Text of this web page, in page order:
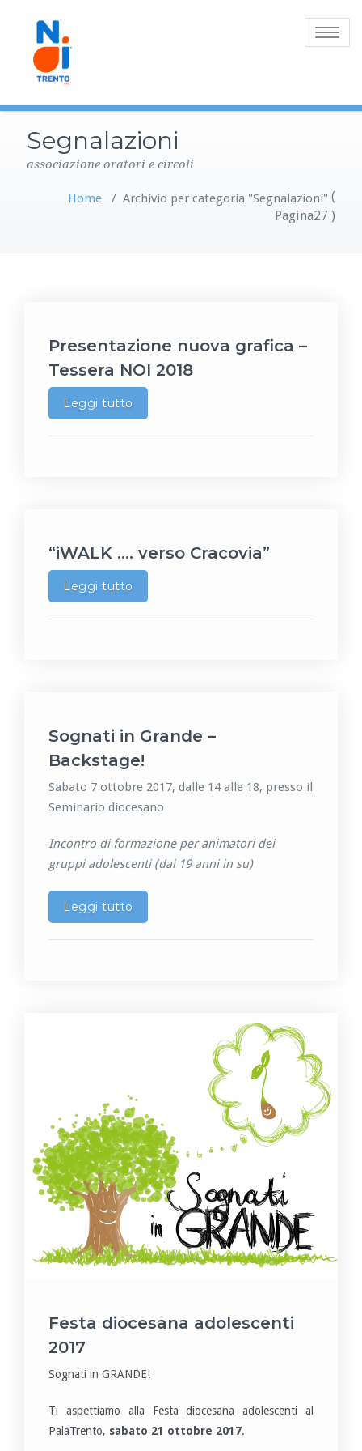
Toggle
Segnalazioni
associazione oratori e circoli
Home / Archivio per categoria "Segnalazioni" (
Pagina27 )
Presentazione nuova grafica –
Tessera NOI 2018
Leggi tutto
“iWALK …. verso Cracovia”
Leggi tutto
Sognati in Grande –
Backstage!
Sabato 7 ottobre 2017, dalle 14 alle 18, presso il
Seminario diocesano
Incontro di formazione per animatori dei
gruppi adolescenti (dai 19 anni in su)
Leggi tutto
Festa diocesana adolescenti
2017
Sognati in GRANDE!
Ti aspettiamo alla Festa diocesana adolescenti al
PalaTrento, sabato 21 ottobre 2017.